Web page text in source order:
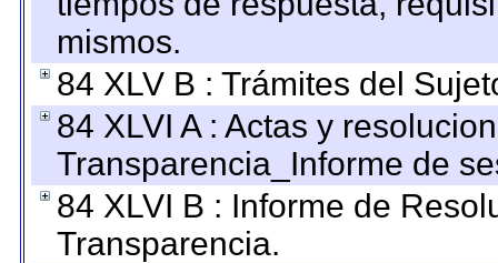
mismos.
84 XLV B : Trámites del
84 XLVI A : Actas y
Transparencia_Informe de
84 XLVI B : Informe de
Transparencia.